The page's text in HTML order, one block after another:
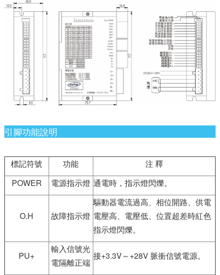
引腳功能說明
標記符號 功能
注 釋
POWER
電源指示燈 通電時，指示燈閃爍。
O.H 故障指示燈
驅動器電流過高、相位開路、供電
電壓高、電壓低、位置超差時紅色
指示燈閃爍。
PU+
輸入信號光
電隔離正端
接+3.3V～+28V 脈衝信號電源。